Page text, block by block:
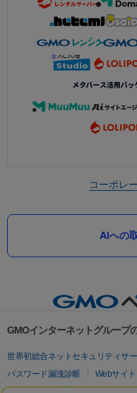
コーポレ
AIへの
GMOインターネットグループ
世界初総合ネットセキュリティサ
パスワード漏洩診断
Webサイ
セキュリティ相談AIチャットボット